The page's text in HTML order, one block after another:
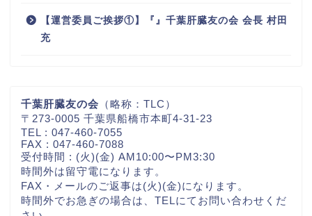
【運営委員ご挨拶①】『』千葉肝臓友の会 会長 村田
充
千葉肝臓友の会 （略称：TLC）
〒273-0005 千葉県船橋市本町4-31-23
TEL : 047-460-7055
FAX : 047-460-7088
受付時間 : (火)(金) AM10:00〜PM3:30
時間外は留守電になります。
FAX・メールのご返事は(火)(金)になります。
時間外でお急ぎの場合は、TELにてお問い合わせくだ